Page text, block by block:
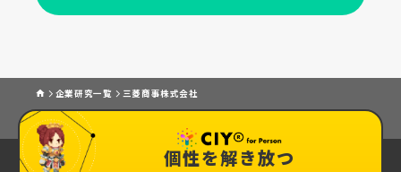
企業研究一覧 三菱商事株式会社
個性を解き放つ